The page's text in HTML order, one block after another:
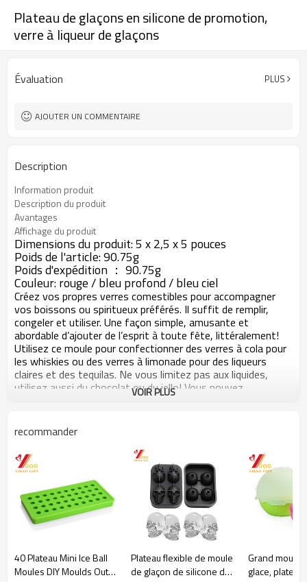
Plateau de glaçons en silicone de promotion,
verre à liqueur de glaçons
Évaluation PLUS
AJOUTER UN COMMENTAIRE
Description
Information produit
Description du produit
Avantages
Affichage du produit
Dimensions du produit:5 x 2,5 x 5 pouces
Poids de l'article:90.75g
Poids d'expédition ： 90.75g
Couleur: rouge / bleu profond / bleu ciel
Créez vos propres verres comestibles pour accompagner
vos boissons ou spiritueux préférés. Il suffit de remplir,
congeler et utiliser. Une façon simple, amusante et
abordable d’ajouter de l’esprit à toute fête, littéralement!
Utilisez ce moule pour confectionner des verres à cola pour
les whiskies ou des verres à limonade pour des liqueurs
claires et des tequilas. Ne vous limitez pas aux liquides,
utilisez aussi du chocolat ou du jello! Vous pouvez
également infuser les coups d'épices, d'herbes et de fruits.
avec des boissons non alcoolisées et créer des flotteurs à
la bière, des prises de café, des jus de fruits à emporter, des
mélanges de sodas, etc. Idéal pour les fêtes, les rencontres
sportives, les événements sportifs, les fêtes au bord de la
piscine, les événements privés, les mariages, les vacances
de printemps, Halloween et plus encore.
Facile à utiliser- Remplir avec de l'eau ou du jus de fruit, puis
placer au congélateur
Cool Creativity - Créez 4 de vos propres verres spéciaux
pour accompagner votre boisson ou votre spiritueux préféré
Not Just for Drinks - Essayez le chocolat, le jello et
d’autres objets amusants pour faire de délicieux tireurs
VOIR PLUS
recommander
40 Plateau Mini Ice Ball
Moules DIY Moulds Outil
Plateau flexible de moule
de glaçon de silicone du
Grand moule
glace,